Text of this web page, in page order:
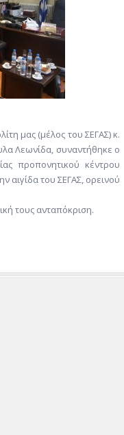
μας (μέλος του ΣΕΓΑΣ) κ.
Λεωνίδα, συναντήθηκε ο
προπονητικού κέντρου
αιγίδα του ΣΕΓΑΣ, ορεινού
τους ανταπόκριση.